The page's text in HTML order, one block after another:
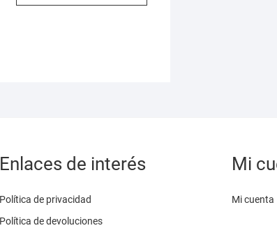
19,95 €
Enlaces de interés
Política de privacidad
Política de devoluciones
Mi
Mi cuenta